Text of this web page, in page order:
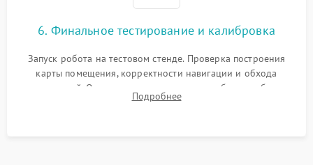
6. Финальное тестирование и калибровка
Запуск робота на тестовом стенде. Проверка построения
карты помещения, корректности навигации и обхода
препятствий. Оценка силы всасывания и работы турбины.
Тестирование автоматического возврата на док-станцию и
Подробнее